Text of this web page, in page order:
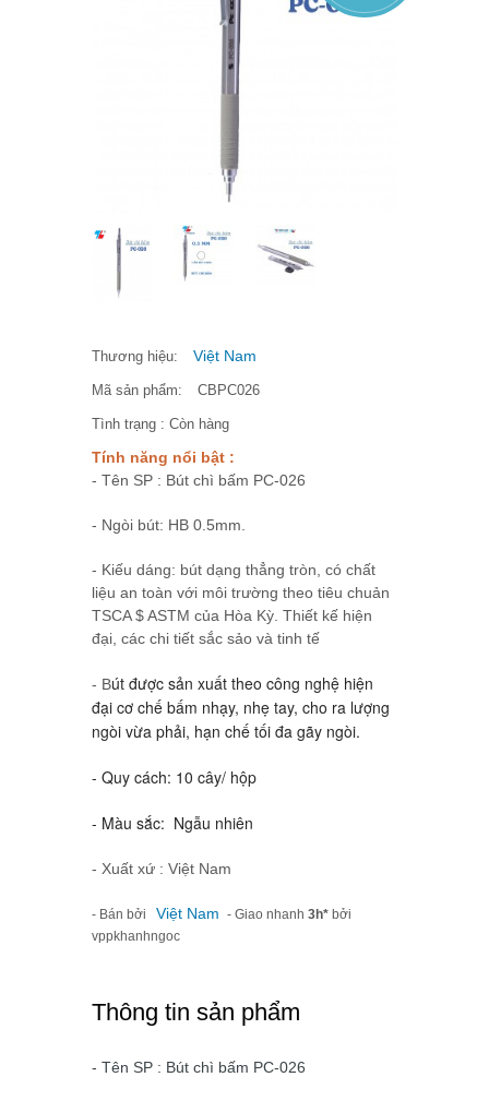
Thương hiệu: Việt Nam
Mã sản phẩm: CBPC026
Tình trạng : Còn hàng
Tính năng nổi bật :
- Tên SP : Bút chì bấm PC-026
- Ngòi bút: HB 0.5mm.
- Kiếu dáng: bút dạng thẳng tròn, có chất
liệu an toàn với môi trường theo tiêu chuản
TSCA $ ASTM của Hòa Kỳ. Thiết kế hiện
đại, các chi tiết sắc sảo và tinh tế
- Bút được sản xuất theo công nghệ hiện
đại cơ chế bấm nhạy, nhẹ tay, cho ra lượng
ngòi vừa phải, hạn chế tối đa gãy ngòi.
- Quy cách: 10 cây/ hộp
- Màu sắc: Ngẫu nhiên
- Xuất xứ : Việt Nam
- Bán bởi Việt Nam - Giao nhanh 3h* bởi
vppkhanhngoc
Thông tin sản phẩm
- Tên SP : Bút chì bấm PC-026